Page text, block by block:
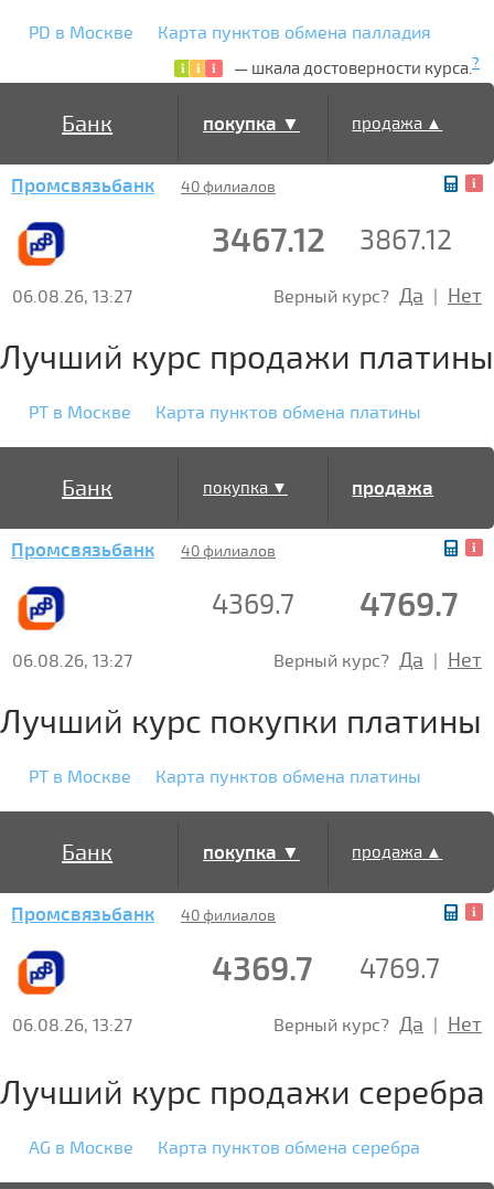
PD в Москве Карта пунктов обмена палладия
— шкала достоверности курса.?
Банк покупка ▼ продажа ▲
Промсвязьбанк 40 филиалов
3467.12 3867.12
06.08.26, 13:27 Верный курс? Да | Нет
Лучший курс продажи платины
PT в Москве Карта пунктов обмена платины
Банк покупка ▼ продажа
Промсвязьбанк 40 филиалов
4369.7 4769.7
06.08.26, 13:27 Верный курс? Да | Нет
Лучший курс покупки платины
PT в Москве Карта пунктов обмена платины
Банк покупка ▼ продажа ▲
Промсвязьбанк 40 филиалов
4369.7 4769.7
06.08.26, 13:27 Верный курс? Да | Нет
Лучший курс продажи серебра
AG в Москве Карта пунктов обмена серебра